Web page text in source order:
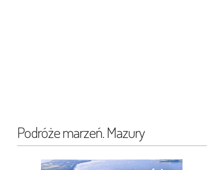
Podróże marzeń. Mazury